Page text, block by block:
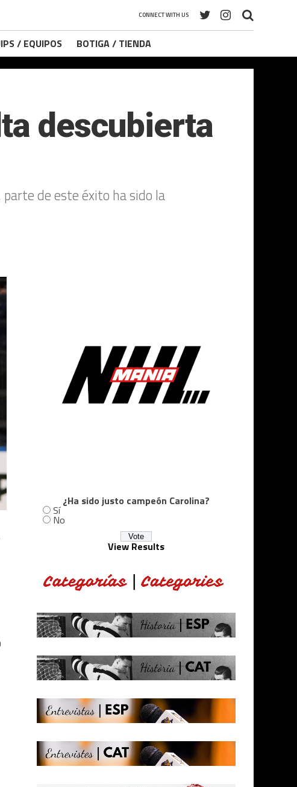
CONNECT WITH US
/ EQUIPOS BOTIGA / TIENDA
descubierta
de este éxito ha sido la
¿Ha sido justo campeón Carolina?
Sí
No
View Results